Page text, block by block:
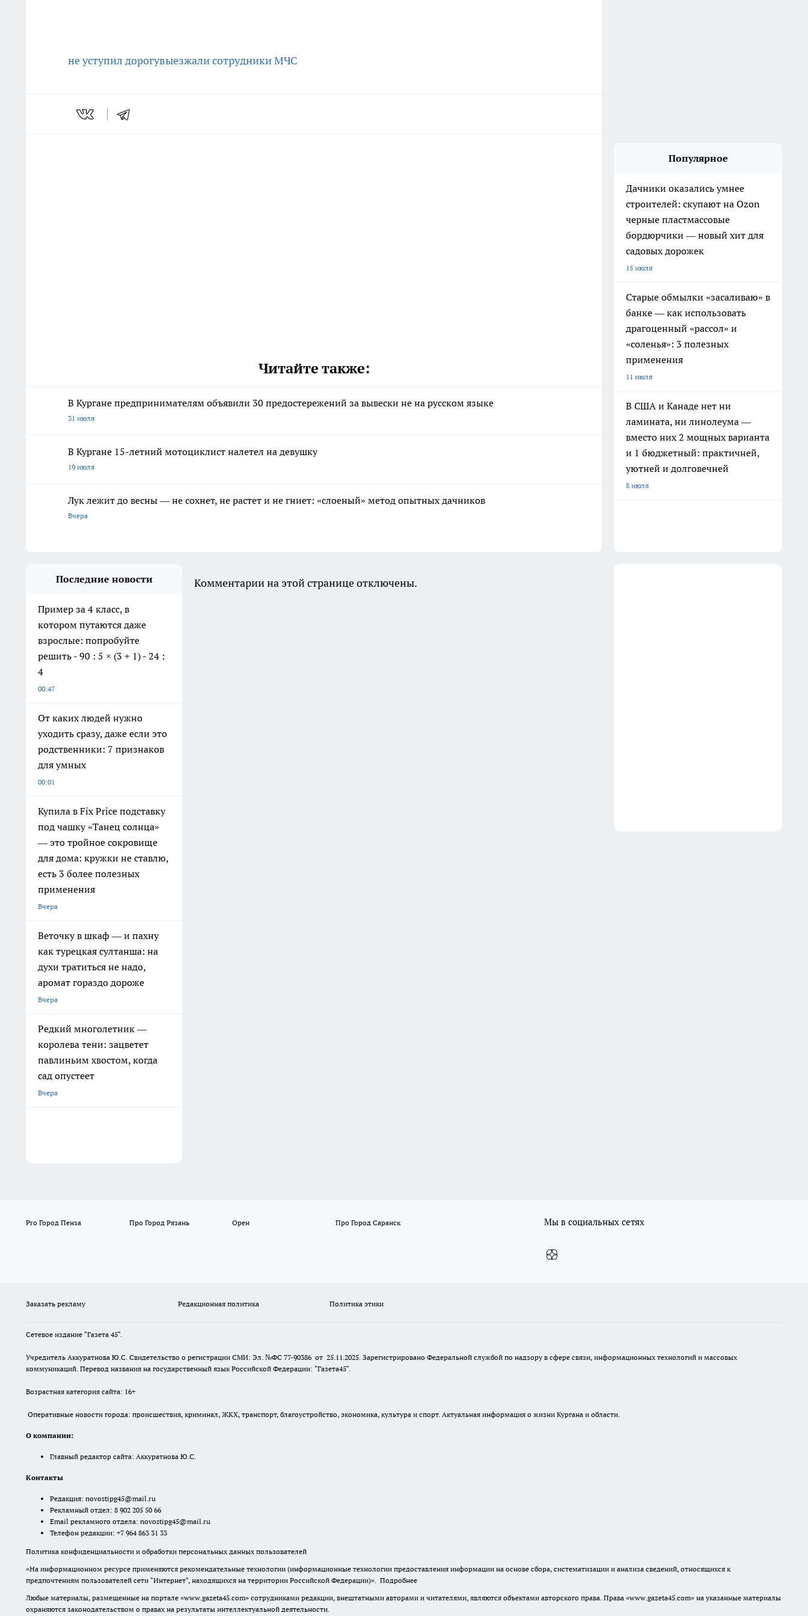
не уступил дорогувыезжали сотрудники МЧС
Читайте также:
В Кургане предпринимателям объявили 30 предостережений за вывески не на русском языке
31 июля
В Кургане 15-летний мотоциклист налетел на девушку
19 июля
Лук лежит до весны — не сохнет, не растет и не гниет: «слоеный» метод опытных дачников
Вчера
Популярное
Дачники оказались умнее
строителей: скупают на Ozon
черные пластмассовые
бордюрчики — новый хит для
садовых дорожек
15 июля
Старые обмылки «засаливаю» в
банке — как использовать
драгоценный «рассол» и
«соленья»: 3 полезных
применения
11 июля
В США и Канаде нет ни
ламината, ни линолеума —
вместо них 2 мощных варианта
и 1 бюджетный: практичней,
уютней и долговечней
8 июля
Последние новости
Пример за 4 класс, в
котором путаются даже
взрослые: попробуйте
решить - 90 : 5 × (3 + 1) - 24 :
4
00:47
От каких людей нужно
уходить сразу, даже если это
родственники: 7 признаков
для умных
00:01
Купила в Fix Price подставку
под чашку «Танец солнца»
— это тройное сокровище
для дома: кружки не ставлю,
есть 3 более полезных
применения
Вчера
Веточку в шкаф — и пахну
как турецкая султанша: на
духи тратиться не надо,
аромат гораздо дороже
Вчера
Редкий многолетник —
королева тени: зацветет
павлиньим хвостом, когда
сад опустеет
Вчера
Комментарии на этой странице отключены.
Pro Город Пенза Про Город Рязань Орен Про Город Саранск Мы в социальных сетях
Заказать рекламу Редакционная политика Политика этики
Сетевое издание "Газета 45".
Учредитель Аккуратнова Ю.С. Свидетельство о регистрации СМИ: Эл. №ФС 77-90386 от 25.11.2025. Зарегистрировано Федеральной службой по надзору в сфере связи, информационных технологий и массовых
коммуникаций. Перевод названия на государственный язык Российской Федерации: "Газета45".
Возрастная категория сайта: 16+
Оперативные новости города: происшествия, криминал, ЖКХ, транспорт, благоустройство, экономика, культура и спорт. Актуальная информация о жизни Кургана и области.
О компании:
Главный редактор сайта: Аккуратнова Ю.С.
Контакты
Редакция: novostipg45@mail.ru
Рекламный отдел: 8 902 205 50 66
Email рекламного отдела: novostipg45@mail.ru
Телефон редакции: +7 964 863 31 33
Политика конфиденциальности и обработки персональных данных пользователей
«На информационном ресурсе применяются рекомендательные технологии (информационные технологии предоставления информации на основе сбора, систематизации и анализа сведений, относящихся к
предпочтениям пользователей сети "Интернет", находящихся на территории Российской Федерации)». Подробнее
Любые материалы, размещенные на портале «www.gazeta45.com» сотрудниками редакции, внештатными авторами и читателями, являются объектами авторского права. Права «www.gazeta45.com» на указанные материалы
охраняются законодательством о правах на результаты интеллектуальной деятельности.